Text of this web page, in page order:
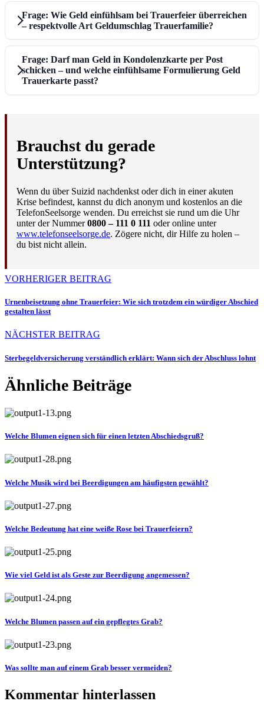
Frage: Wie Geld einfühlsam bei Trauerfeier überreichen
– respektvolle Art Geldumschlag Trauerfamilie?
Frage: Darf man Geld in Kondolenzkarte per Post
schicken – und welche einfühlsame Formulierung Geld
Trauerkarte passt?
Brauchst du gerade
Unterstützung?
Wenn du über Suizid nachdenkst oder dich in einer akuten
Krise befindest, kannst du dich anonym und kostenlos an die
TelefonSeelsorge wenden. Du erreichst sie rund um die Uhr
unter der Nummer0800 – 111 0 111 oder online unter
www.telefonseelsorge.de. Zögere nicht, dir Hilfe zu holen –
du bist nicht allein.
VORHERIGER BEITRAG
Urnenbeisetzung ohne Trauerfeier: Wie sich trotzdem ein würdiger Abschied
gestalten lässt
NÄCHSTER BEITRAG
Sterbegeldversicherung verständlich erklärt: Wann sich der Abschluss lohnt
Ähnliche Beiträge
Welche Blumen eignen sich für einen letzten Abschiedsgruß?
Welche Musik wird bei Beerdigungen am häufigsten gewählt?
Welche Bedeutung hat eine weiße Rose bei Trauerfeiern?
Wie viel Geld ist als Geste zur Beerdigung angemessen?
Welche Blumen passen auf ein gepflegtes Grab?
Was sollte man auf einem Grab besser vermeiden?
Kommentar hinterlassen